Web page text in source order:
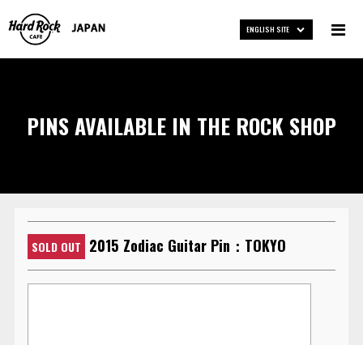
ENGLISH SITE
PINS AVAILABLE IN THE ROCK SHOP
SOLD OUT 2015 Zodiac Guitar Pin：TOKYO